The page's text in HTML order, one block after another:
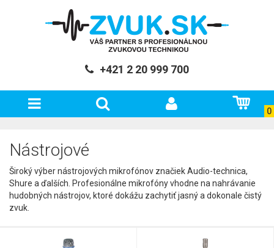
+421 2 20 999 700
0
Nástrojové
Široký výber nástrojových mikrofónov značiek Audio-technica,
Shure a ďalších. Profesionálne mikrofóny vhodne na nahrávanie
hudobných nástrojov, ktoré dokážu zachytiť jasný a dokonale čistý
zvuk.